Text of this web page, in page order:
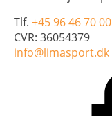
Tlf. +45 96 46 70 00
CVR: 36054379
info@limasport.dk